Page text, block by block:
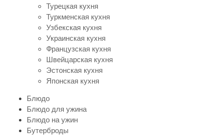
Турецкая кухня
Туркменская кухня
Узбекская кухня
Украинская кухня
Французская кухня
Швейцарская кухня
Эстонская кухня
Японская кухня
Блюдо
Блюдо для ужина
Блюдо на ужин
Бутерброды